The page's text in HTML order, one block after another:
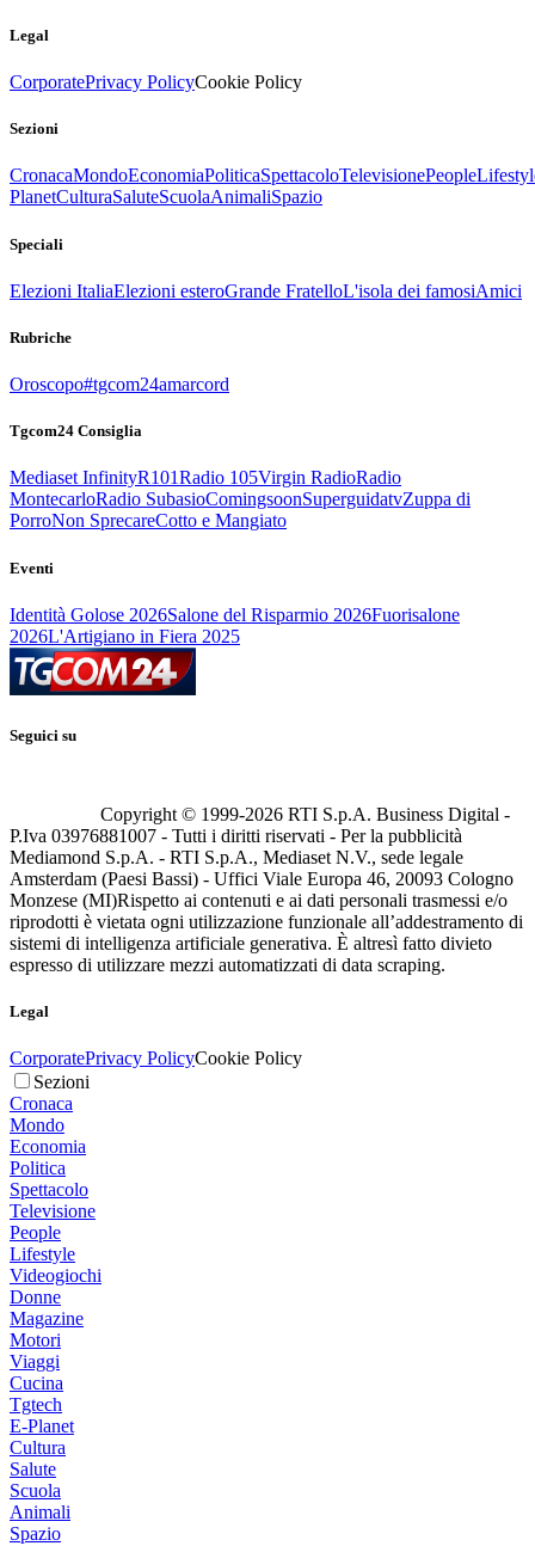
Legal
CorporatePrivacy PolicyCookie Policy
Sezioni
CronacaMondoEconomiaPoliticaSpettacoloTelevisionePeople
PlanetCulturaSaluteScuolaAnimaliSpazio
Speciali
Elezioni ItaliaElezioni esteroGrande FratelloL'isola dei famosiAmici
Rubriche
Oroscopo#tgcom24amarcord
Tgcom24 Consiglia
Mediaset InfinityR101Radio 105Virgin RadioRadio
MontecarloRadio SubasioComingsoonSuperguidatvZuppa di
PorroNon SprecareCotto e Mangiato
Eventi
Identità Golose 2026Salone del Risparmio 2026Fuorisalone
2026L'Artigiano in Fiera 2025
Seguici su
Copyright © 1999-2026 RTI S.p.A. Business Digital -
P.Iva 03976881007 - Tutti i diritti riservati - Per la pubblicità
Mediamond S.p.A. - RTI S.p.A., Mediaset N.V., sede legale
Amsterdam (Paesi Bassi) - Uffici Viale Europa 46, 20093 Cologno
Monzese (MI)Rispetto ai contenuti e ai dati personali trasmessi e/o
riprodotti è vietata ogni utilizzazione funzionale all’addestramento di
sistemi di intelligenza artificiale generativa. È altresì fatto divieto
espresso di utilizzare mezzi automatizzati di data scraping.
Legal
CorporatePrivacy PolicyCookie Policy
Sezioni
Cronaca
Mondo
Economia
Politica
Spettacolo
Televisione
People
Lifestyle
Videogiochi
Donne
Magazine
Motori
Viaggi
Cucina
Tgtech
E-Planet
Cultura
Salute
Scuola
Animali
Spazio